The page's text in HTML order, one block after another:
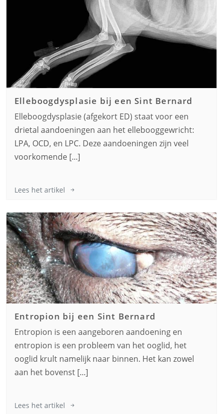
Elleboogdysplasie bij eenSint Bernard
Elleboogdysplasie (afgekort ED) staat voor een
drietal aandoeningen aan het ellebooggewricht:
LPA, OCD, en LPC. Deze aandoeningen zijn veel
voorkomende [...]
Lees het artikel
Entropion bij een Sint Bernard
Entropion is een aangeboren aandoening en
entropion is een probleem van het ooglid, het
ooglid krult namelijk naar binnen. Het kan zowel
aan het bovenst [...]
Lees het artikel